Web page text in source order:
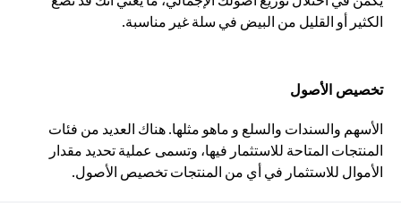
الكثير أو القليل من البيض في سلة غير مناسبة.
تخصيص الأصول
الأسهم والسندات والسلع و ماهو مثلها. هناك العديد من فئات
المنتجات المتاحة للاستثمار فيها، وتسمى عملية تحديد مقدار
الأموال للاستثمار في أي من المنتجات تخصيص الأصول.